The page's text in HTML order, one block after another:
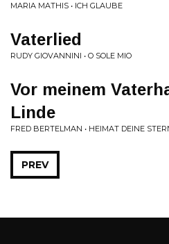
MARIA MATHIS • ICH GLAUBE
Vaterlied
RUDY GIOVANNINI • O SOLE MIO
Vor meinem
Linde
FRED BERTELMAN • HEIMAT DEINE
PREV